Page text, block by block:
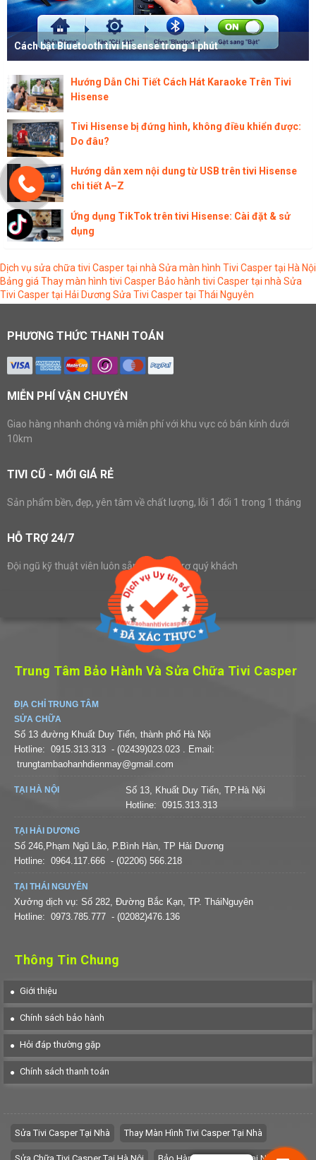
Cách bật Bluetooth tivi Hisense trong 1 phút
Hướng Dẫn Chi Tiết Cách Hát Karaoke Trên Tivi
Hisense
Tivi Hisense bị đứng hình, không điều khiển được:
Do đâu?
Hướng dẫn xem nội dung từ USB trên tivi Hisense
chi tiết A–Z
Ứng dụng TikTok trên tivi Hisense: Cài đặt & sử
dụng
Dịch vụ sửa chữa tivi Casper tại nhà Sửa màn hình Tivi Casper tại Hà Nội
Bảng giá Thay màn hình tivi Casper Bảo hành tivi Casper tại nhà Sửa
Tivi Casper tại Hải Dương Sửa Tivi Casper tại Thái Nguyên
PHƯƠNG THỨC THANH TOÁN
MIỄN PHÍ VẬN CHUYỂN
Giao hàng nhanh chóng và miễn phí với khu vực có bán kính dưới
10km
TIVI CŨ - MỚI GIÁ RẺ
Sản phẩm bền, đẹp, yên tâm về chất lượng, lỗi 1 đổi 1 trong 1 tháng
HỖ TRỢ 24/7
Đội ngũ kỹ thuật viên luôn sẵn sàng hỗ trợ quý khách
Trung Tâm Bảo Hành Và Sửa Chữa Tivi Casper
ĐỊA CHỈ TRUNG TÂM
SỬA CHỮA
Số 13 đường Khuất Duy Tiến, thành phố Hà Nội
Hotline: 0915.313.313 - (02439)023.023 . Email:
trungtambaohanhdienmay@gmail.com
TẠI HÀ NỘI
Số 13, Khuất Duy Tiến, TP.Hà Nội
Hotline: 0915.313.313
TẠI HẢI DƯƠNG
Số 246,Phạm Ngũ Lão, P.Bình Hàn, TP Hải Dương
Hotline: 0964.117.666 - (02206) 566.218
TẠI THÁI NGUYÊN
Xưởng dịch vụ: Số 282, Đường Bắc Kạn, TP. TháiNguyên
Hotline: 0973.785.777 - (02082)476.136
Thông Tin Chung
Giới thiệu
Chính sách bảo hành
Hỏi đáp thường gặp
Chính sách thanh toán
Sửa Tivi Casper Tại Nhà Thay Màn Hình Tivi Casper Tại Nhà